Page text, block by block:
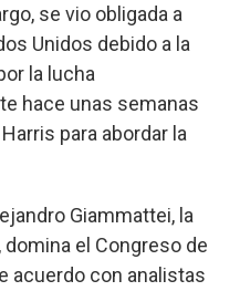
se vio obligada a
Unidos debido a la
la lucha
hace unas semanas
para abordar la
Giammattei, la
el Congreso de
acuerdo con analistas